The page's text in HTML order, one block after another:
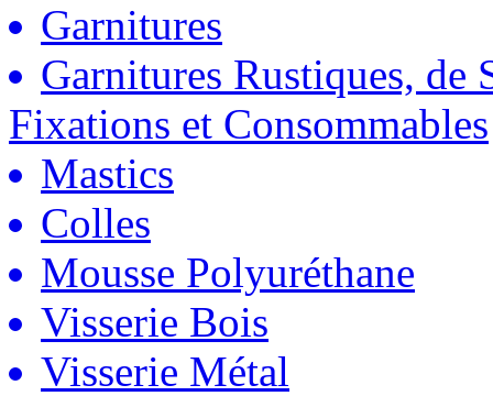
Garnitures
Garnitures Rustiques, de
Fixations et Consommables
Mastics
Colles
Mousse Polyuréthane
Visserie Bois
Visserie Métal